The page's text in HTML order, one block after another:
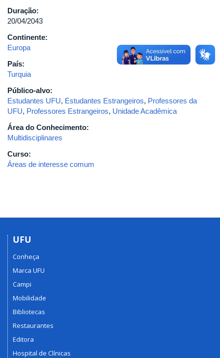
Duração:
20/04/2043
Continente:
Europa
País:
Turquia
Público-alvo:
Estudantes UFU, Estudantes Estrangeiros, Professores da
UFU, Professores Estrangeiros, Unidade Acadêmica
Área do Conhecimento:
Multidisciplinares
Curso:
Áreas de interesse comum
UFU
Conheça
Marca UFU
Campi
Mobilidade
Bibliotecas
Restaurantes
Editora
Hospital de Clínicas